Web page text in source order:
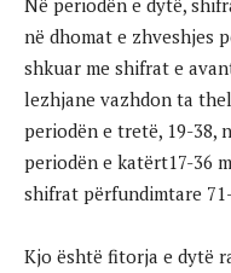
në dhomat e zhveshjes
shkuar me shifrat e
lezhjane vazhdon ta
periodën e tretë, 19-38,
periodën e katërt17-36
shifrat përfundimtare
Kjo është fitorja e dytë